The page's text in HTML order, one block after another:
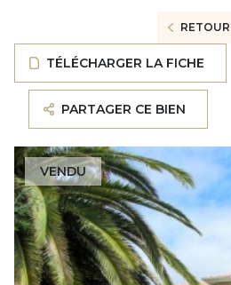
RETOUR
TÉLÉCHARGER LA FICHE
PARTAGER CE BIEN
VENDU